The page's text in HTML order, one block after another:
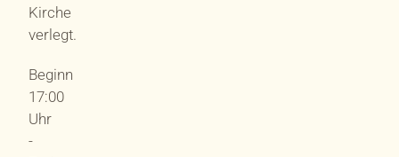
Kirche
verlegt.
Beginn
17:00
Uhr
-